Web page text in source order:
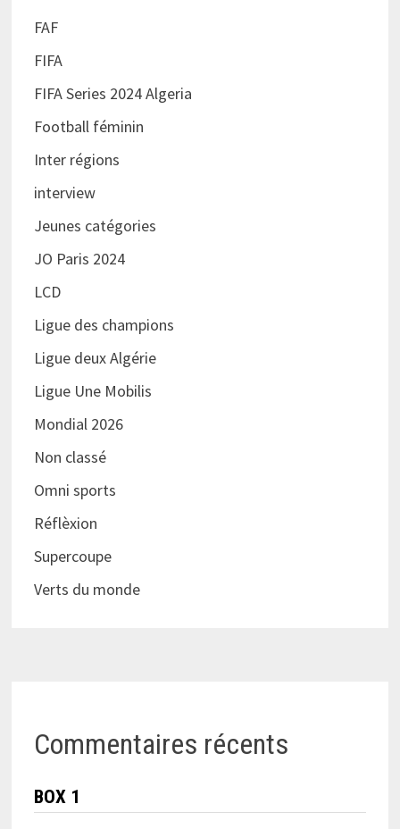
FAF
FIFA
FIFA Series 2024 Algeria
Football féminin
Inter régions
interview
Jeunes catégories
JO Paris 2024
LCD
Ligue des champions
Ligue deux Algérie
Ligue Une Mobilis
Mondial 2026
Non classé
Omni sports
Réflèxion
Supercoupe
Verts du monde
Commentaires récents
BOX 1